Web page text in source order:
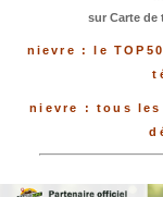
sur Carte de
nievre : le
nievre : tous les